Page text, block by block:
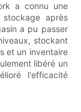
a connu une
après
a pu passer
stockant
et un inventaire
libéré un
l'efficacité